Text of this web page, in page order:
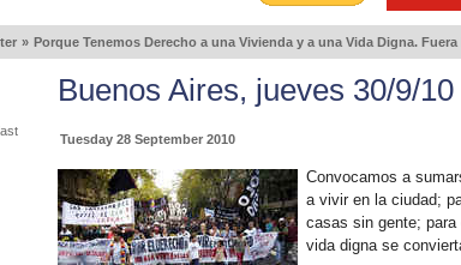
» Porque Tenemos Derecho a una Vivienda y a una Vida Digna. Fuera
Buenos Aires, jueves 30/9/
Tuesday 28 September 2010
Convocamos a
a vivir en la ciudad;
casas sin gente;
vida digna se